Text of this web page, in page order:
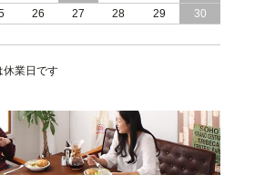
おすすめ 敷き布団 が 使える 頑丈設計
26 27 28 29
30
休業日です